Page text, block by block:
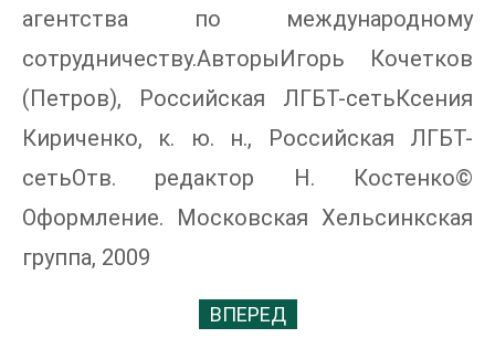
агентства по международному
сотрудничеству.АвторыИгорь Кочетков
(Петров), Российская ЛГБТ-сетьКсения
Кириченко, к. ю. н., Российская ЛГБТ-
сетьОтв. редактор Н. Костенко©
Оформление. Московская Хельсинкская
группа, 2009
ВПЕРЕД